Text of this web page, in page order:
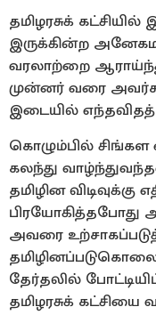
தமிழரசுக்
இருக்கின்ற
வரலாற்றை
முன்னர் வரை
இடையில் எந்தவிதத்
கொழும்பில்
கலந்து
தமிழின
அவரை
தேர்தலில்
தமிழரசுக் கட்சியை